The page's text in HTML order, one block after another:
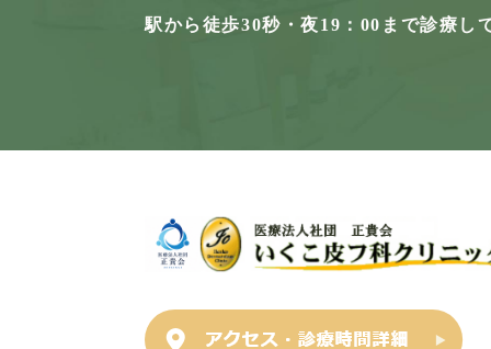
駅から徒歩30秒・夜19：00まで診療